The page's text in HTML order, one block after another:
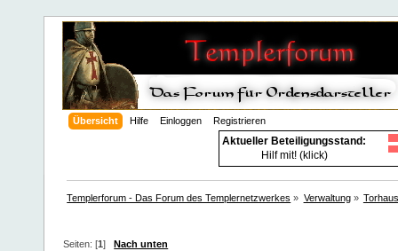
Übersicht Hilfe Einloggen Registrieren
Aktueller Beteiligungsstand:
Hilf mit! (klick)
Templerforum - Das Forum des Templernetzwerkes » Verwaltung» Torhaus
Seiten: [1]Nach unten